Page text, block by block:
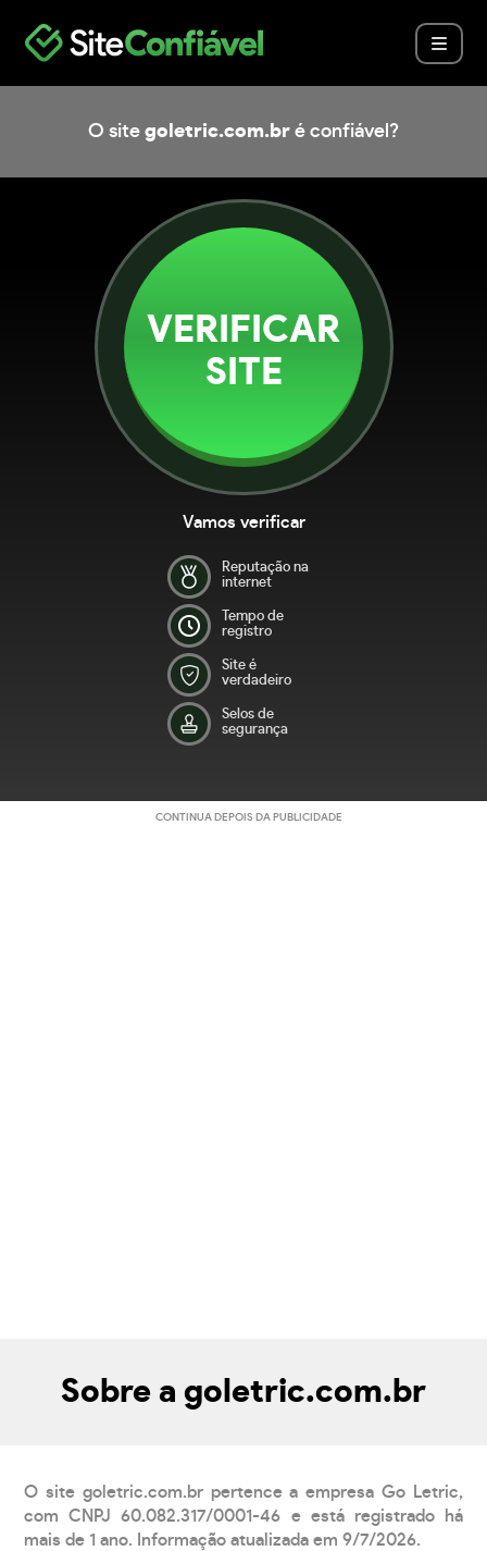
O site goletric.com.br é confiável?
VERIFICAR
SITE
Vamos verificar
Reputação na
internet
Tempo de
registro
Site é
verdadeiro
Selos de
segurança
CONTINUA DEPOIS DA PUBLICIDADE
Sobre a goletric.com.br
O site goletric.com.br pertence a empresa Go Letric,
com CNPJ 60.082.317/0001-46 e está registrado há
mais de 1 ano. Informação atualizada em 9/7/2026.